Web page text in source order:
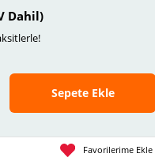
Dahil)
Sepete Ekle